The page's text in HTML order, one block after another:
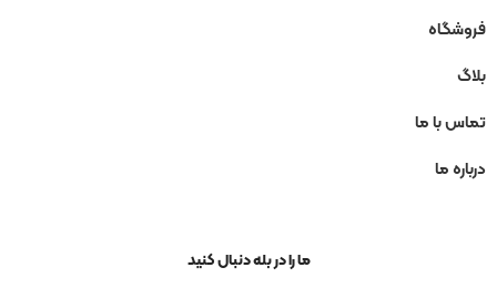
فروشگاه
بلاگ
تماس با ما
درباره ما
ما را در بله دنبال کنید